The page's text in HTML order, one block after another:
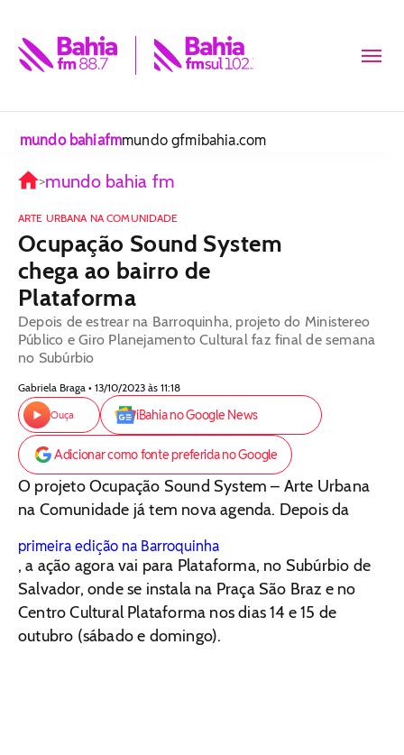
mundo bahiafmmundo gfmibahia.com
>mundo bahia fm
ARTE URBANA NA COMUNIDADE
Ocupação Sound System
chega ao bairro de
Plataforma
Depois de estrear na Barroquinha, projeto do Ministereo
Público e Giro Planejamento Cultural faz final de semana
no Subúrbio
Gabriela Braga • 13/10/2023 às 11:18
Ouça iBahia no Google News
Adicionar como fonte preferida no Google
O projeto Ocupação Sound System – Arte Urbana
na Comunidade já tem nova agenda. Depois da
primeira edição na Barroquinha
, a ação agora vai para Plataforma, no Subúrbio de
Salvador, onde se instala na Praça São Braz e no
Centro Cultural Plataforma nos dias 14 e 15 de
outubro (sábado e domingo).